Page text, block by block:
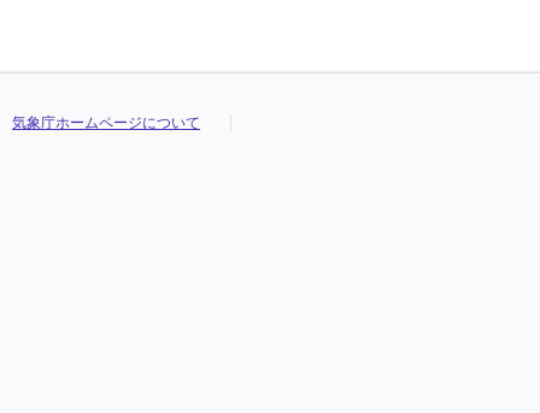
気象庁ホームページについて